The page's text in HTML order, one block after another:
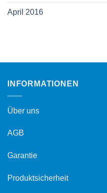
April 2016
INFORMATIONEN
Über uns
AGB
Garantie
Produktsicherheit